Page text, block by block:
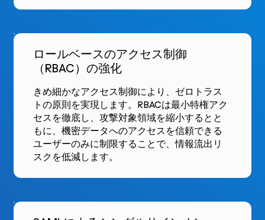
ロールベースのアクセス制御
（RBAC）の強化
きめ細かなアクセス制御により、ゼロトラス
トの原則を実現します。RBACは最小特権アク
セスを徹底し、攻撃対象領域を縮小するとと
もに、機密データへのアクセスを信頼できる
ユーザーのみに制限することで、情報流出リ
スクを低減します。